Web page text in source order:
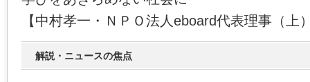
【中村孝一・ＮＰＯ法人eboard代表理事（上
解説・ニュースの焦点